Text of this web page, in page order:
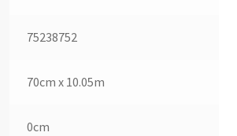
75238752
70cm x 10.05m
0cm